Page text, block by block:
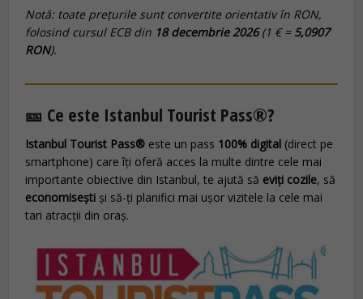
Notă: toate prețurile sunt convertite orientativ în RON,
folosind cursul ECB din 18 decembrie 2026(1 € = 5,0907
RON).
🎫 Ce este Istanbul Tourist Pass®?
Istanbul Tourist Pass® este un pass 100% digital (direct pe
smartphone) care îți oferă acces la multe dintre cele mai
importante obiective din Istanbul, te ajută să eviți cozile, să
economisești și să-ți planifici mai ușor vizitele la cele mai
tari atracții din oraș.